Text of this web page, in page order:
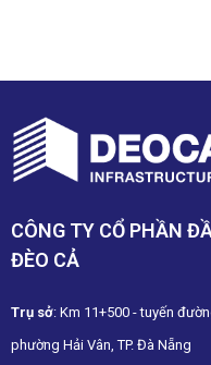
CÔNG TY CỔ PHẦN
ĐÈO CẢ
Trụ sở: Km 11+500 - tuyến
phường Hải Vân, TP. Đà Nẵng